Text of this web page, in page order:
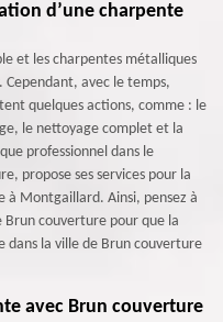
d’une charpente
et les charpentes métalliques
avec le temps,
quelques actions, comme : le
le nettoyage complet et la
professionnel dans le
propose ses services pour la
Montgaillard. Ainsi, pensez à
couverture pour que la
la ville de Brun couverture
avec Brun couverture